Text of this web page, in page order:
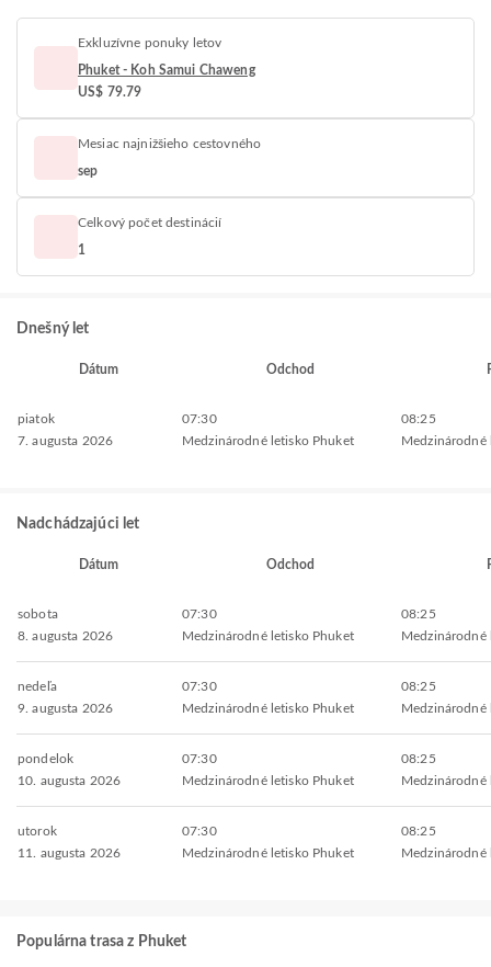
Exkluzívne ponuky letov
Phuket - Koh Samui Chaweng
US$ 79.79
Mesiac najnižšieho cestovného
sep
Celkový počet destinácií
1
Dnešný let
Dátum Odchod
piatok
7. augusta 2026
07:30
Medzinárodné letisko Phuket
08:25
Medzinárodné
Nadchádzajúci let
Dátum Odchod
sobota
8. augusta 2026
07:30
Medzinárodné letisko Phuket
08:25
Medzinárodné
nedeľa
9. augusta 2026
07:30
Medzinárodné letisko Phuket
08:25
Medzinárodné
pondelok
10. augusta 2026
07:30
Medzinárodné letisko Phuket
08:25
Medzinárodné
utorok
11. augusta 2026
07:30
Medzinárodné letisko Phuket
08:25
Medzinárodné
Populárna trasa z Phuket